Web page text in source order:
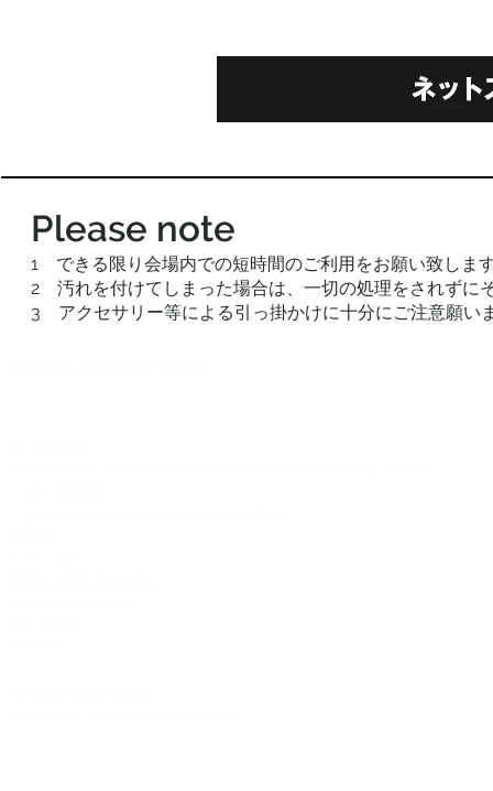
Please note
1 できる限り会場内での短時間のご利用をお願い致しま
2 汚れを付けてしまった場合は、一切の処理をされずに
3 アクセサリー等による引っ掛かけに十分にご注意願い